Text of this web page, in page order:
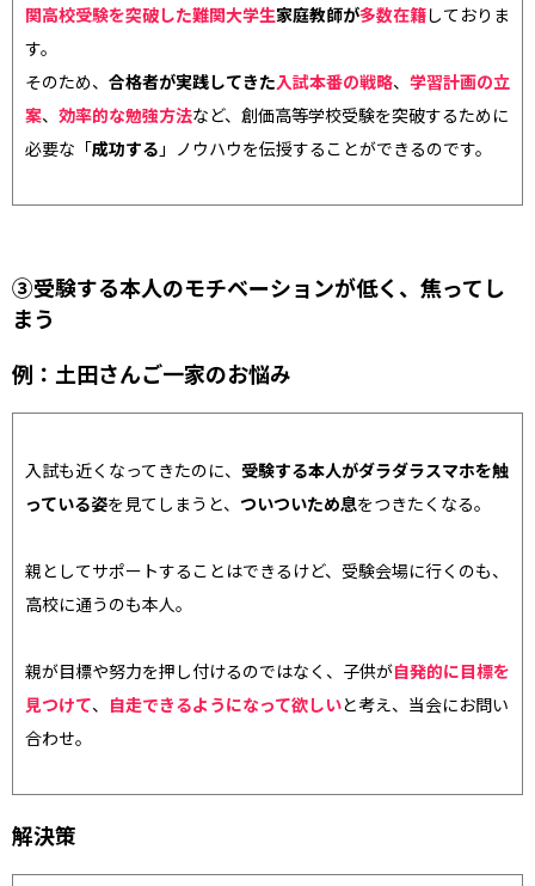
関高校受験を突破した難関大学生家庭教師が多数在籍しておりま
す。
そのため、 合格者が実践してきた入試本番の戦略、 学習計画の立
案、 効率的な勉強方法など、 創価高等学校受験を突破するために
必要な「成功する 」ノウハウを伝授することができるのです。
③受験する本人のモチベーションが低く、焦ってし
まう
例：土田さんご一家のお悩み
入試も近くなってきたのに、 受験する本人がダラダラスマホを触
っている姿を見てしまうと、 ついついため息をつきたくなる。
親としてサポートすることはできるけど、受験会場に行くのも、
高校に通うのも本人。
親が目標や努力を押し付けるのではなく、子供が自発的に目標を
見つけて、 自走できるようになって欲しいと考え、当会にお問い
合わせ。
解決策